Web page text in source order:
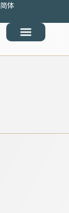
简体